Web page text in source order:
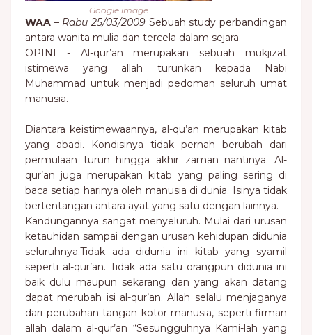
Google image
WAA – Rabu 25/03/2009 Sebuah study perbandingan
antara wanita mulia dan tercela dalam sejara.
OPINI - Al-qur’an merupakan sebuah mukjizat
istimewa yang allah turunkan kepada Nabi
Muhammad untuk menjadi pedoman seluruh umat
manusia.
Diantara keistimewaannya, al-qu’an merupakan kitab
yang abadi. Kondisinya tidak pernah berubah dari
permulaan turun hingga akhir zaman nantinya. Al-
qur’an juga merupakan kitab yang paling sering di
baca setiap harinya oleh manusia di dunia. Isinya tidak
bertentangan antara ayat yang satu dengan lainnya.
Kandungannya sangat menyeluruh. Mulai dari urusan
ketauhidan sampai dengan urusan kehidupan didunia
seluruhnya.Tidak ada didunia ini kitab yang syamil
seperti al-qur’an. Tidak ada satu orangpun didunia ini
baik dulu maupun sekarang dan yang akan datang
dapat merubah isi al-qur’an. Allah selalu menjaganya
dari perubahan tangan kotor manusia, seperti firman
allah dalam al-qur’an “Sesungguhnya Kami-lah yang